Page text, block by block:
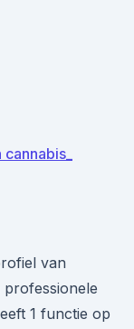
van
1 functie op